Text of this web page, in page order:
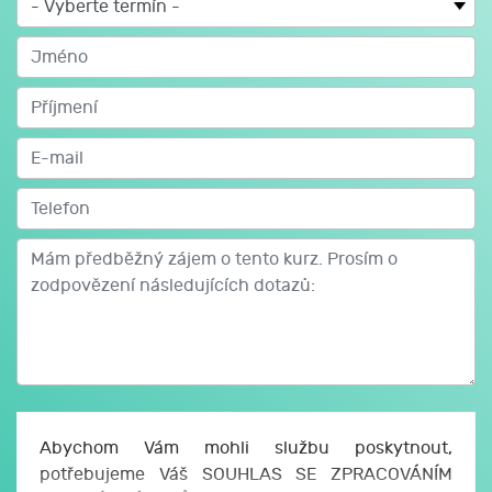
Nejčastější problémy, které se diskutují v rámci
superdávky.
Metodika a její využití v praxi.
Řešení specifických situací spojených se superdávkou.
Abychom Vám mohli službu poskytnout,
potřebujeme Váš SOUHLAS SE ZPRACOVÁNÍM